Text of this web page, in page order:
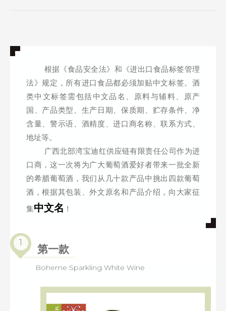
根据《食品安全法》和《进出口食品标签管理
法》规定，所有进口食品都必须加贴中文标签。酒
类中文标签需包括中文品名、原料与辅料、原产
国、产品类型、生产日期、保质期、贮存条件、净
含量、警示语、酒精度、进口商名称、联系方式、
地址等。
广西北部湾宝迪红供应链有限责任公司作为进
口商，这一次将为广大葡萄酒爱好者带来一批全新
的希腊葡萄酒，我们从几十款产品中挑出四款葡萄
酒，根据其包装、外文原名和产品介绍，向大家征
集中文名 ！
1 第一款
Boheme Sparkling White Wine